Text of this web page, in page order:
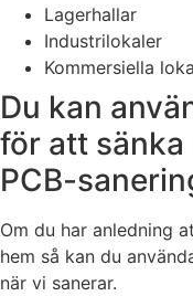
Lagerhallar
Industrilokaler
Kommersiella
Du kan
för att
PCB-
Om du har anledning
hem så kan du
när vi sanerar.